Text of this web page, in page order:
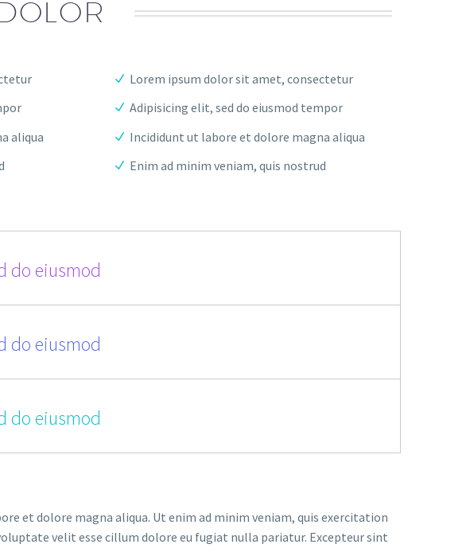
aliqua
Lorem ipsum dolor sit amet, consectetur
Adipisicing elit, sed do eiusmod tempor
Incididunt ut labore et dolore magna aliqua
Enim ad minim veniam, quis nostrud
do eiusmod
do eiusmod
do eiusmod
et dolore magna aliqua. Ut enim ad minim veniam, quis exercitation
velit esse cillum dolore eu fugiat nulla pariatur. Excepteur sint